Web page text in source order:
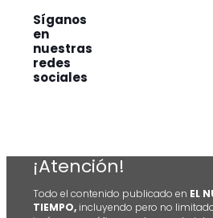
Síganos
en
nuestras
redes
sociales
¡Atención!
Todo el contenido publicado en EL
TIEMPO, incluyendo pero no